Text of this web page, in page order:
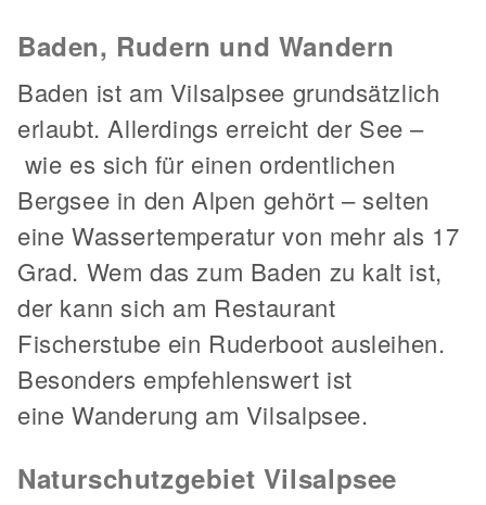
Baden, Rudern und Wandern
Baden ist am Vilsalpsee grundsätzlich
erlaubt. Allerdings erreicht der See –
wie es sich für einen ordentlichen
Bergsee in den Alpen gehört – selten
eine Wassertemperatur von mehr als 17
Grad. Wem das zum Baden zu kalt ist,
der kann sich am Restaurant
Fischerstube ein Ruderboot ausleihen.
Besonders empfehlenswert ist
eine Wanderung am Vilsalpsee.
Naturschutzgebiet Vilsalpsee